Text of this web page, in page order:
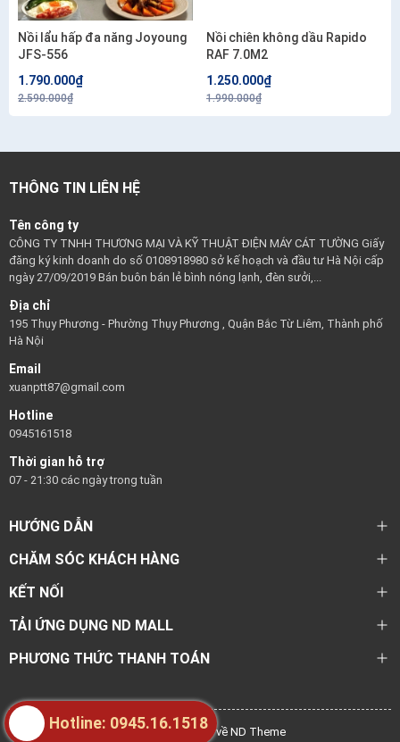
Nồi lẩu hấp đa năng Joyoung
JFS-556
1.790.000₫
2.590.000₫
Nồi chiên không dầu Rapido
RAF 7.0M2
1.250.000₫
1.990.000₫
THÔNG TIN LIÊN HỆ
Tên công ty
CÔNG TY TNHH THƯƠNG MẠI VÀ KỸ THUẬT ĐIỆN MÁY CÁT TƯỜNG Giấy
đăng ký kinh doanh do số 0108918980 sở kế hoạch và đầu tư Hà Nội cấp
ngày 27/09/2019 Bán buôn bán lẻ bình nóng lạnh, đèn sưởi,...
Địa chỉ
195 Thụy Phương - Phường Thụy Phương , Quận Bắc Từ Liêm, Thành phố
Hà Nội
Email
xuanptt87@gmail.com
Hotline
0945161518
Thời gian hỗ trợ
07 - 21:30 các ngày trong tuần
HƯỚNG DẪN
CHĂM SÓC KHÁCH HÀNG
KẾT NỐI
TẢI ỨNG DỤNG ND MALL
PHƯƠNG THỨC THANH TOÁN
@ Bản quyền thuộc về ND Theme
Hotline: 0945.16.1518